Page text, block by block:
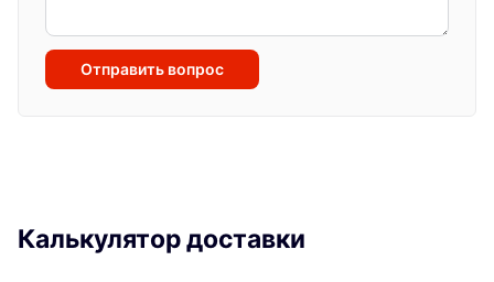
Отправить вопрос
Калькулятор доставки